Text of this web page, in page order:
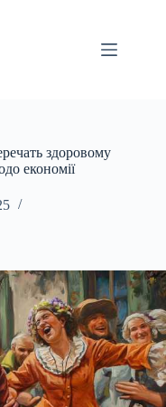
здоровому
економії